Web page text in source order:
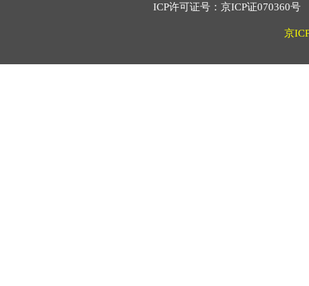
ICP许可证号：京ICP证070360
京